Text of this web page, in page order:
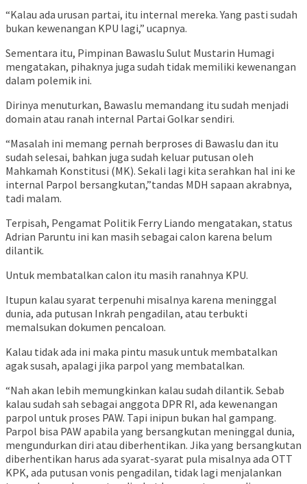
“Kalau ada urusan partai, itu internal mereka. Yang pasti sudah
bukan kewenangan KPU lagi,” ucapnya.
Sementara itu, Pimpinan Bawaslu Sulut Mustarin Humagi
mengatakan, pihaknya juga sudah tidak memiliki kewenangan
dalam polemik ini.
Dirinya menuturkan, Bawaslu memandang itu sudah menjadi
domain atau ranah internal Partai Golkar sendiri.
“Masalah ini memang pernah berproses di Bawaslu dan itu
sudah selesai, bahkan juga sudah keluar putusan oleh
Mahkamah Konstitusi (MK). Sekali lagi kita serahkan hal ini ke
internal Parpol bersangkutan,”tandas MDH sapaan akrabnya,
tadi malam.
Terpisah, Pengamat Politik Ferry Liando mengatakan, status
Adrian Paruntu ini kan masih sebagai calon karena belum
dilantik.
Untuk membatalkan calon itu masih ranahnya KPU.
Itupun kalau syarat terpenuhi misalnya karena meninggal
dunia, ada putusan Inkrah pengadilan, atau terbukti
memalsukan dokumen pencaloan.
Kalau tidak ada ini maka pintu masuk untuk membatalkan
agak susah, apalagi jika parpol yang membatalkan.
“Nah akan lebih memungkinkan kalau sudah dilantik. Sebab
kalau sudah sah sebagai anggota DPR RI, ada kewenangan
parpol untuk proses PAW. Tapi inipun bukan hal gampang.
Parpol bisa PAW apabila yang bersangkutan meninggal dunia,
mengundurkan diri atau diberhentikan. Jika yang bersangkutan
diberhentikan harus ada syarat-syarat pula misalnya ada OTT
KPK, ada putusan vonis pengadilan, tidak lagi menjalankan